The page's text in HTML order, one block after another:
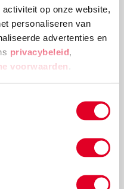
op onze website,
personaliseren van
advertenties en
privacybeleid,
voorwaarden .
zonder duimen
handig het eigenlijk
Nee? Dan